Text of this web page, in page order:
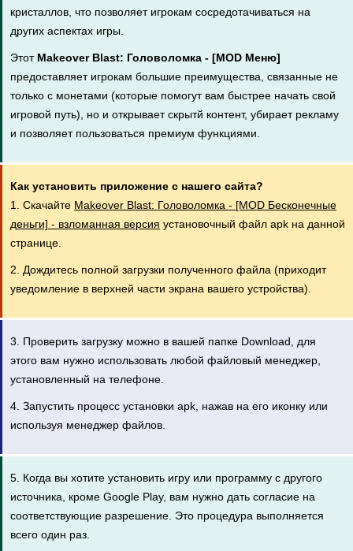
кристаллов, что позволяет игрокам сосредотачиваться на
других аспектах игры.
Этот Makeover Blast: Головоломка - [MOD Меню]
предоставляет игрокам большие преимущества, связанные не
только с монетами (которые помогут вам быстрее начать свой
игровой путь), но и открывает скрытй контент, убирает рекламу
и позволяет пользоваться премиум функциями.
Как установить приложение с нашего сайта?
1. Скачайте Makeover Blast: Головоломка - [MOD Бесконечные
деньги] - взломанная версия установочный файл apk на данной
странице.
2. Дождитесь полной загрузки полученного файла (приходит
уведомление в верхней части экрана вашего устройства).
3. Проверить загрузку можно в вашей папке Download, для
этого вам нужно использовать любой файловый менеджер,
установленный на телефоне.
4. Запустить процесс установки apk, нажав на его иконку или
используя менеджер файлов.
5. Когда вы хотите установить игру или программу с другого
источника, кроме Google Play, вам нужно дать согласие на
соответствующие разрешение. Это процедура выполняется
всего один раз.